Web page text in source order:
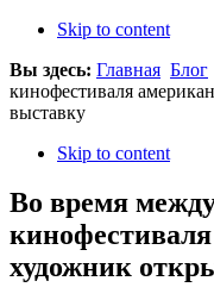
Skip to content
Вы здесь: Главная Блог
кинофестиваля
выставку
Skip to content
Во время
художник